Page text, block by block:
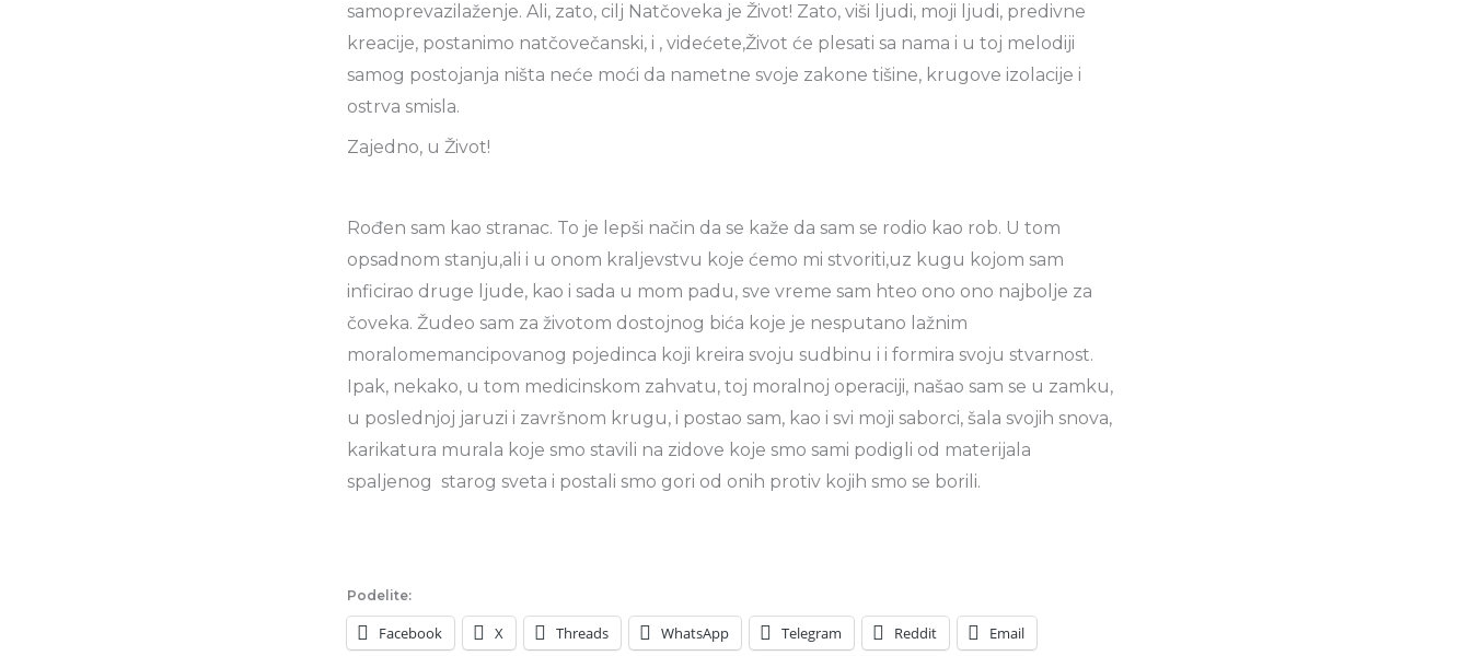
samoprevazilaženje. Ali, zato, cilj Natčoveka je Život! Zato, viši ljudi, moji ljudi, predivne
kreacije, postanimo natčovečanski, i , videćete,Život će plesati sa nama i u toj melodiji
samog postojanja ništa neće moći da nametne svoje zakone tišine, krugove izolacije i
ostrva smisla.
Zajedno, u Život!
Rođen sam kao stranac. To je lepši način da se kaže da sam se rodio kao rob. U tom
opsadnom stanju,ali i u onom kraljevstvu koje ćemo mi stvoriti,uz kugu kojom sam
inficirao druge ljude, kao i sada u mom padu, sve vreme sam hteo ono ono najbolje za
čoveka. Žudeo sam za životom dostojnog bića koje je nesputano lažnim
moralomemancipovanog pojedinca koji kreira svoju sudbinu i i formira svoju stvarnost.
Ipak, nekako, u tom medicinskom zahvatu, toj moralnoj operaciji, našao sam se u zamku,
u poslednjoj jaruzi i završnom krugu, i postao sam, kao i svi moji saborci, šala svojih snova,
karikatura murala koje smo stavili na zidove koje smo sami podigli od materijala
spaljenog starog sveta i postali smo gori od onih protiv kojih smo se borili.
Podelite:
Facebook X Threads WhatsApp Telegram Reddit Email